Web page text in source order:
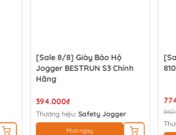
[Sale 8/8] Giày Bảo Hộ
Jogger BESTRUN S3 Chính
Hãng
394.000₫
Thương hiệu: Safety Jogger
Mua ngay